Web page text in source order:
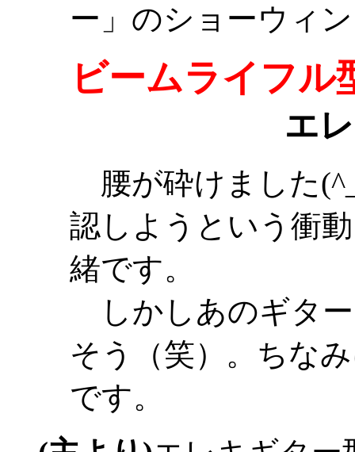
ー」のショーウィ
ビームライフル
エ
腰が砕けました
認しようという衝
緒です。
しかしあのギタ
そう（笑）。ちな
です。